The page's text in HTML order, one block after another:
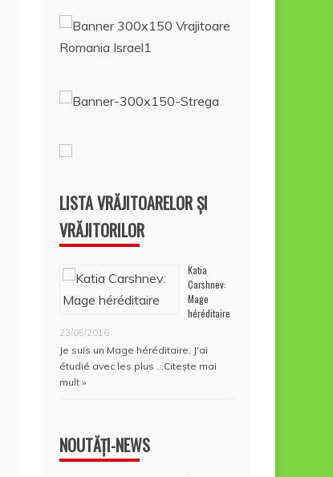
LISTA VRĂJITOARELOR ȘI
VRĂJITORILOR
Katia
Carshnev:
Mage
héréditaire
23/05/2016
Je suis un Mage héréditaire. J'ai
étudié avec les plus …Citește mai
mult »
NOUTĂȚI-NEWS